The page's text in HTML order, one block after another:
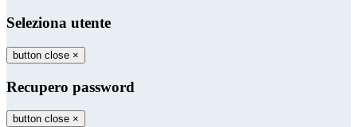
Seleziona utente
button close ×
Recupero password
button close ×